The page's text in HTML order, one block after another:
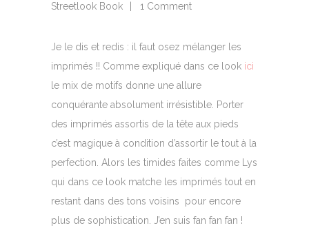
Streetlook Book
1 Comment
Je le dis et redis : il faut osez mélanger les
imprimés !! Comme expliqué dans ce look ici
le mix de motifs donne une allure
conquérante absolument irrésistible. Porter
des imprimés assortis de la tête aux pieds
c’est magique à condition d’assortir le tout à la
perfection. Alors les timides faites comme Lys
qui dans ce look matche les imprimés tout en
restant dans des tons voisins pour encore
plus de sophistication. J’en suis fan fan fan !